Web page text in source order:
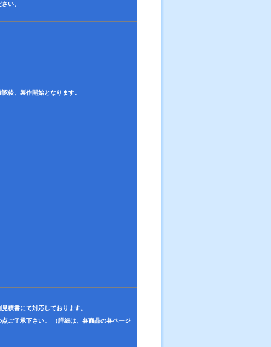
い。
後、製作開始となります。
積書にて対応しております。
ご了承下さい。 （詳細は、各商品の各ページ